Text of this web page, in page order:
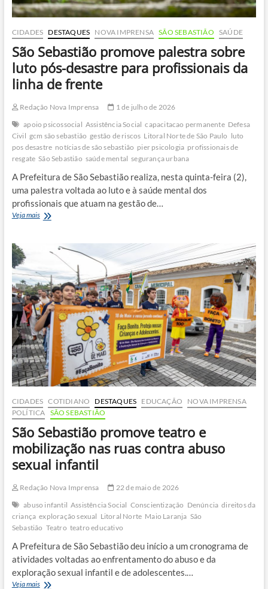
CIDADES DESTAQUES NOVA IMPRENSA SÃO SEBASTIÃO SAÚDE
São Sebastião promove palestra sobre
luto pós-desastre para profissionais da
linha de frente
Redação Nova Imprensa
1 de julho de 2026
apoio psicossocial Assistência Social capacitacao permanente Defesa
Civil gcm são sebastião gestão de riscos Litoral Norte de São Paulo luto
pos desastre notícias de são sebastião pier psicologia profissionais de
resgate São Sebastião saúde mental segurança urbana
A Prefeitura de São Sebastião realiza, nesta quinta-feira (2),
uma palestra voltada ao luto e à saúde mental dos
profissionais que atuam na gestão de…
Veja maisSão
palestra
sobre
pós-
desastre
para
profissionais
da
linha
de
frente
CIDADES COTIDIANO DESTAQUES EDUCAÇÃO
NOVA IMPRENSA
POLÍTICA SÃO SEBASTIÃO
São Sebastião promove teatro e
mobilização nas ruas contra abuso
sexual infantil
Redação Nova Imprensa
22 de maio de 2026
abuso infantil Assistência Social Conscientização Denúncia direitos da
criança exploração sexual Litoral Norte Maio Laranja São
Sebastião Teatro teatro educativo
A Prefeitura de São Sebastião deu início a um cronograma de
atividades voltadas ao enfrentamento do abuso e da
exploração sexual infantil e de adolescentes.…
Veja maisSão